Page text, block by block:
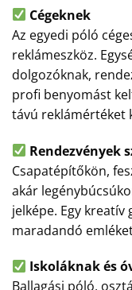
Cégeknek
Az egyedi póló
reklámeszköz.
dolgozóknak,
profi benyomást
távú reklámértéket
Rendezvények
Csapatépítőkön,
akár
jelképe. Egy
maradandó
Iskoláknak és
Ballagási póló,